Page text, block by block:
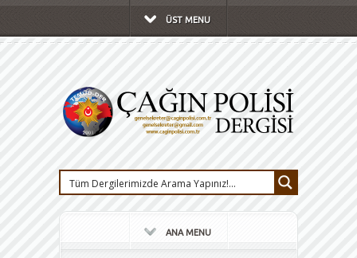
ÜST MENU
ANA MENU